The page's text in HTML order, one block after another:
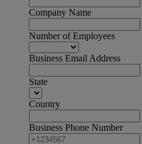
Company Name
Number of Employees
Business Email Address
State
Country
Business Phone Number